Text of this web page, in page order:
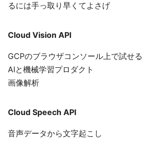
るには手っ取り早くてよさげ
Cloud Vision API
GCPのブラウザコンソール上で試せる
AIと機械学習プロダクト
画像解析
Cloud Speech API
音声データから文字起こし